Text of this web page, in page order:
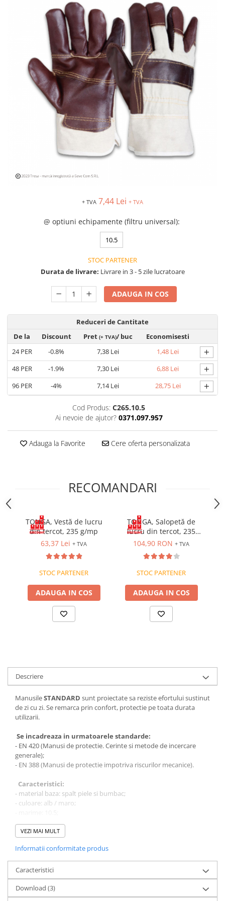
Costume | Combinezoane
Impermeabile
Pantaloni Impermeabili
Pelerine | Jachete Impermeabile
Imbracaminte TERMOIZOLANTĂ
Jachete Termoizolante
Pantaloni Termoizolanti
Costume | Combinezoane
Veste Termoizolante
Îmbrăcăminte REFLECTORIZANTĂ
Costume reflectorizante (HI-VIS)
Combinezoane Reflectorizante (HI-
reflectorizante (HI-VIS)
Accesorii reflectorizante (HI-VIS)
Îmbrăcăminte ANTICHIMICĂ |
Costume | Combinezoane
Antichimice | Multirisc
Halate | Sorturi Antichimice |
Multirisc
Jachete | Bluze Antichimice |
Multirisc
Pantaloni Antichimici | Multirisc
Îmbrăcăminte IGNIFUGĂ (ANTI-
FLACĂRĂ)
Jambiere Ignifuge
Jachete| Bluze Ignifuge
Mânecuțe Ignifuge
Pantaloni Ignifugi
Sorturi ignifuge
ÎNCĂLȚĂMINTE
Pantofi outdoor
Pantofi de lucru O2
Pantofi de protecție S1
Pantofi de protecție OB
Pantofi de protecție S3
Bocanci
Bocanci outdoor
Bocanci de lucru O1
Bocanci de lucru O2
Bocanci de protecție S1
Bocanci de protecție S1P
Bocanci de protecție S2
Bocanci de protecție S3
Cizme
Cizme outdoor
Cizme de lucru OB
Cizme de lucru O4/O5
Cizme de protecție S3
Cizme de protecție S4
Cizme de protecție S5
+ TVA 7,44 Lei + TVA
@ optiuni echipamente (filtru universal):
10.5
STOC PARTENER
Durata de livrare: Livrare in 3 - 5 zile lucratoare
ADAUGA IN COS
Reduceri de Cantitate
De la
Discount Pret (+ TVA)/ buc
Economisesti
24PER -0.8% 7,38 Lei 1,48 Lei +
48PER -1.9% 7,30 Lei 6,88 Lei +
96PER -4% 7,14 Lei 28,75 Lei +
Cod Produs: C265.10.5
Ai nevoie de ajutor? 0371.097.957
Adauga la Favorite Cere oferta personalizata
RECOMANDARI
TONGA, Vestă de lucru
din tercot, 235 g/mp
63,37 Lei + TVA
STOC PARTENER
ADAUGA IN COS
TONGA, Salopetă de
lucru din tercot, 235
g/mp
104,90 RON + TVA
STOC PARTENER
ADAUGA IN COS
Descriere
ManusileSTANDARD sunt proiectate sa reziste efortului sustinut
de zi cu zi. Se remarca prin confort, protectie pe toata durata
utilizarii.
Se incadreaza in urmatoarele standarde:
- EN 420 (Manusi de protectie. Cerinte si metode de incercare
generale);
- EN 388 (Manusi de protectie impotriva riscurilor mecanice).
Caracteristici:
- material baza: spalt piele si bumbac;
- culoare: alb / maro;
- lungime: 26 cm.
- riscuri mecanice-abraziune;
- taiere prin transare;
- agatare;
- intepare la manipulare piese uscate, rugoase, voluminoase, cu
muchii neregulate.
VEZI MAI MULT
Informatii conformitate produs
Caracteristici
Download (3)